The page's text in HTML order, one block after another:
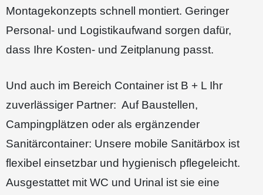
Montagekonzepts schnell montiert. Geringer
Personal- und Logistikaufwand sorgen dafür,
dass Ihre Kosten- und Zeitplanung passt.
Und auch im Bereich Container ist B + L Ihr
zuverlässiger Partner: Auf Baustellen,
Campingplätzen oder als ergänzender
Sanitärcontainer: Unsere mobile Sanitärbox ist
flexibel einsetzbar und hygienisch pflegeleicht.
Ausgestattet mit WC und Urinal ist sie eine